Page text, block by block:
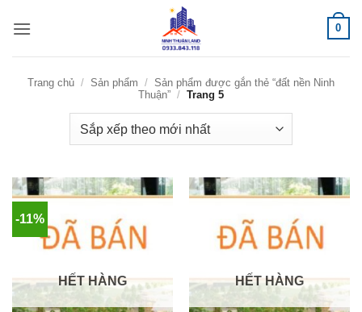
qua
0
Trang chủ / Sản phẩm / Sản phẩm được gắn thẻ “đất nền Ninh
Thuận” / Trang 5
-11%
HẾT HÀNG HẾT HÀNG